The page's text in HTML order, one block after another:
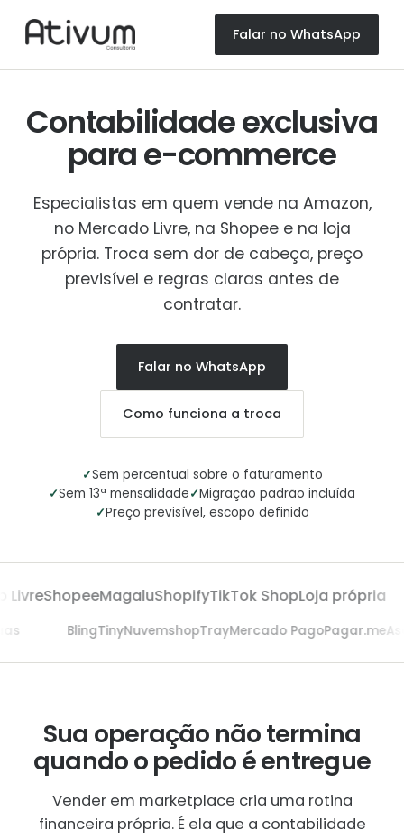
Falar no WhatsApp
Contabilidade exclusiva
parae-commerce
Especialistas em quem vende na Amazon,
no Mercado Livre, na Shopee e na loja
própria. Troca sem dor de cabeça, preço
previsível e regras claras antes de
contratar.
Falar no WhatsApp
Como funciona a troca
✓Sem percentual sobre o faturamento
✓Sem 13ª mensalidade✓Migração padrão incluída
✓Preço previsível, escopo definido
ShopeeMagaluShopifyTikTok ShopLoja própria
BlingTinyNuvemshopTrayMercado PagoPagar.me
Sua operação não termina
quando o pedido é entregue
Vender em marketplace cria uma rotina
financeira própria. É ela que a contabilidade